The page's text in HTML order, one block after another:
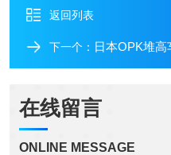
返回列表
下一个： 日本OPK堆高
在线留言
ONLINE MESSAGE